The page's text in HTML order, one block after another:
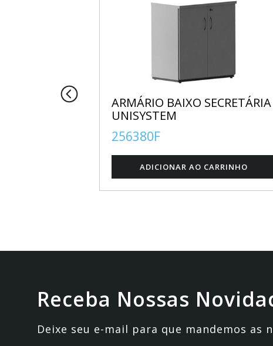
ARMÁRIO BAIXO SECRETÁRIA
UNISYSTEM
256380F
Receba Nossas
Deixe seu e-mail para que mandemos as